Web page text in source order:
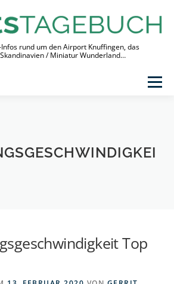
rund um den Airport Knuffingen, das
/ Miniatur Wunderland…
Menü
Top